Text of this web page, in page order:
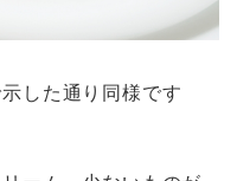
した通り同様です